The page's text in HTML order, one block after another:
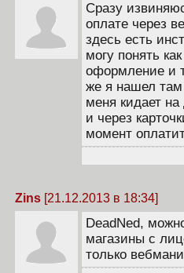
Сразу
оплате через
здесь есть
могу понять
оформление и
же я нашел там
меня кидает
и через
момент
Zins [21.12.2013 в 18:34]
DeadNed,
магазины с
только